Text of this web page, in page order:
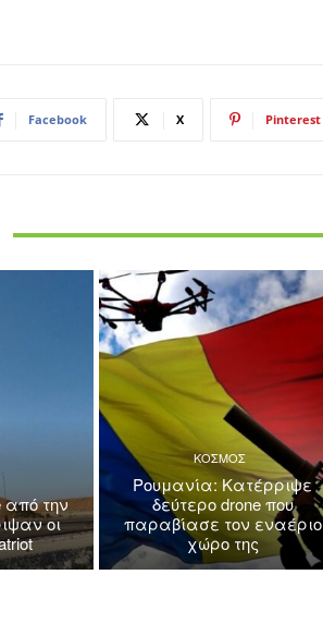
Facebook X Pinterest
από την
οι
ΚΟΣΜΟΣ
Ρουμανία: Κατέρριψε
δεύτερο drone που
παραβίασε τον εναέριο
χώρο της